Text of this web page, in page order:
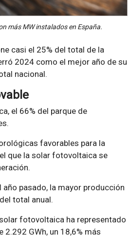
más MW instalados en España.
casi el 25% del total de la
2024 como el mejor año de su
nacional.
el 66% del parque de
favorables para la
que la solar fotovoltaica se
pasado, la mayor producción
total anual.
fotovoltaica ha representado
GWh, un 18,6% más